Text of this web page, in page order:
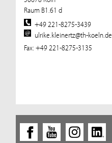
Raum B1.61 d
+49 221-8275-3439
ulrike.kleinertz@th-koeln.de
Fax: +49 221-8275-3135